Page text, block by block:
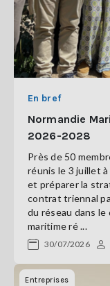
En bref
Normandie
2026-2028
Près de 50
réunis le 3 juillet
et préparer la
contrat triennal
du réseau dans le
maritime ré ...
30/07/2026
Entreprises